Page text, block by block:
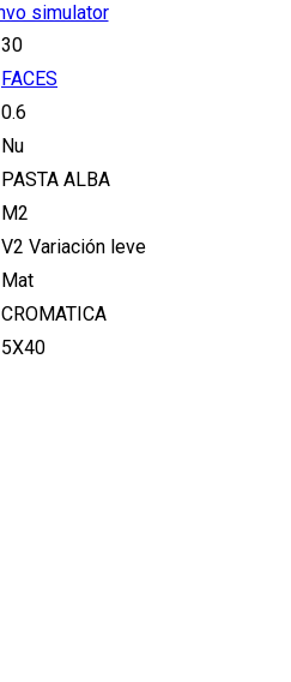
30
FACES
0.6
Nu
PASTA ALBA
M2
V2 Variación leve
Mat
CROMATICA
5X40